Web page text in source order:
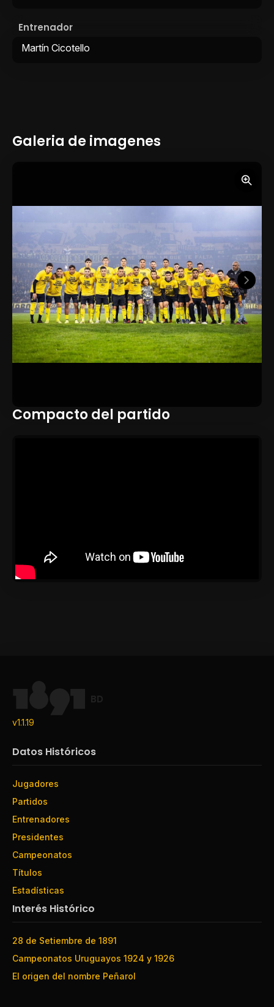
Entrenador
Martín Cicotello
Galeria de imagenes
Compacto del partido
BD
v1.1.19
Datos Históricos
Jugadores
Partidos
Entrenadores
Presidentes
Campeonatos
Títulos
Estadísticas
Interés Histórico
28 de Setiembre de 1891
Campeonatos Uruguayos 1924 y 1926
El origen del nombre Peñarol